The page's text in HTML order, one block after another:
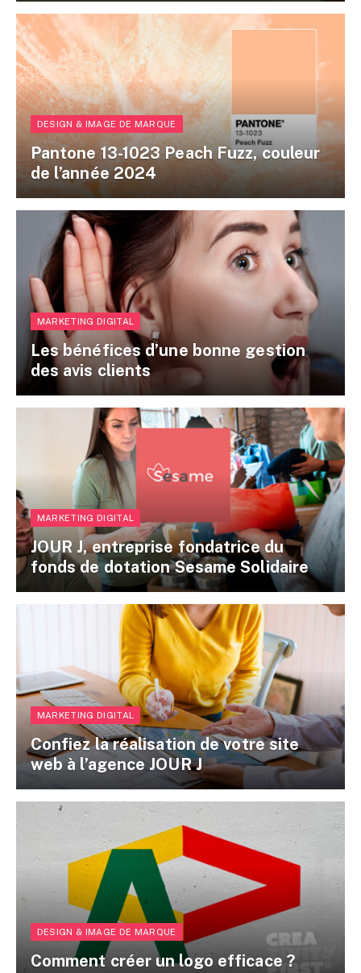
DESIGN & IMAGE DE MARQUE
Pantone 13-1023 Peach Fuzz, couleur
de l’année 2024
MARKETING DIGITAL
Les bénéfices d’une bonne gestion
des avis clients
MARKETING DIGITAL
JOUR J, entreprise fondatrice du
fonds de dotation Sesame Solidaire
MARKETING DIGITAL
Confiez la réalisation de votre site
web à l’agence JOUR J
DESIGN & IMAGE DE MARQUE
Comment créer un logo efficace ?